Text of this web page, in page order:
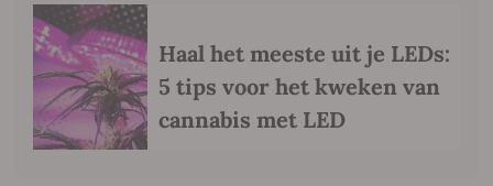
Haal het meeste uit je LEDs:
5 tips voor het kweken van
cannabis met LED